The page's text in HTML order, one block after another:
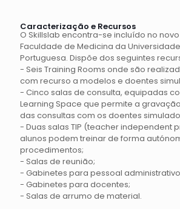
Caracterização e Recursos
O Skillslab encontra-se incluído no
Faculdade de Medicina da
Portuguesa. Dispõe dos seguintes
- Seis Training Rooms onde são
com recurso a modelos e doentes
- Cinco salas de consulta, equipadas
Learning Space que permite a
das consultas com os doentes
- Duas salas TIP (teacher independent
alunos podem treinar de forma
procedimentos;
- Salas de reunião;
- Gabinetes para pessoal
- Gabinetes para docentes;
- Salas de arrumo de material.